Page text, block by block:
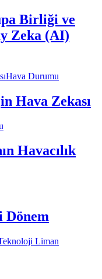
Birliği ve
Zeka (AI)
Hava Durumu
Hava Zekası
Havacılık
Dönem